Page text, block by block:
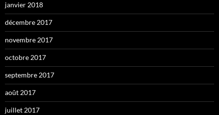
janvier 2018
décembre 2017
novembre 2017
octobre 2017
septembre 2017
août 2017
juillet 2017